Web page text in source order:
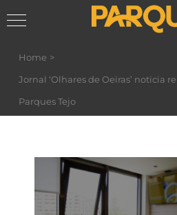
Skip
content
Home
Jornal ‘Olhares de Oeiras’ noticia
Parques Tejo